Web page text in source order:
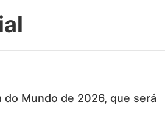
do Mundo de 2026, que será